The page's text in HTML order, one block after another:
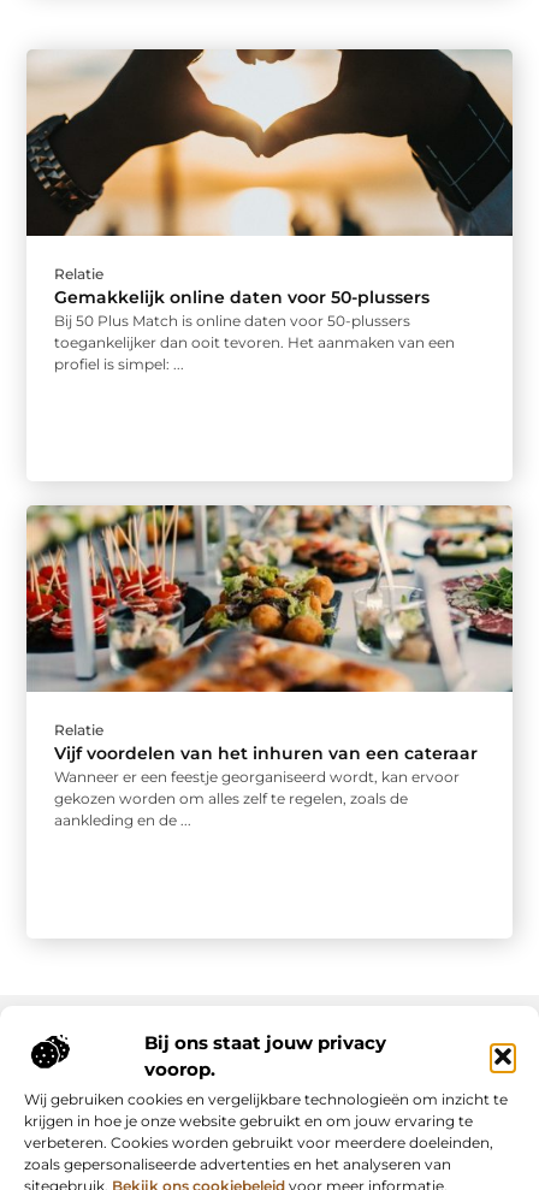
Bij ons staat jouw privacy
voorop.
Wij gebruiken cookies en vergelijkbare technologieën om inzicht te
krijgen in hoe je onze website gebruikt en om jouw ervaring te
verbeteren. Cookies worden gebruikt voor meerdere doeleinden,
zoals gepersonaliseerde advertenties en het analyseren van
sitegebruik. Bekijk ons cookiebeleid voor meer informatie.
Relatie
Gemakkelijk online daten voor 50-plussers
Bij 50 Plus Match is online daten voor 50-plussers
toegankelijker dan ooit tevoren. Het aanmaken van een
profiel is simpel: ...
Relatie
Vijf voordelen van het inhuren van een cateraar
Wanneer er een feestje georganiseerd wordt, kan ervoor
gekozen worden om alles zelf te regelen, zoals de
aankleding en de ...
Onze informatie